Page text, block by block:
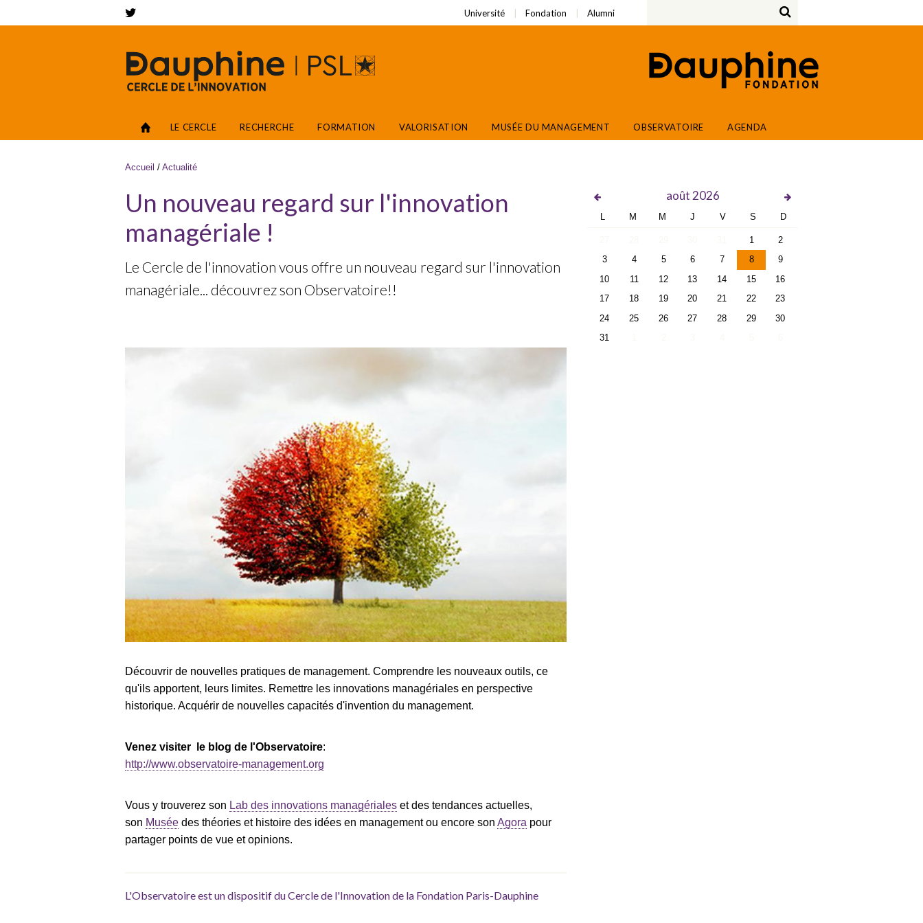
Université Fondation Alumni
LE CERCLE RECHERCHE FORMATION VALORISATION MUSÉE DU MANAGEMENT OBSERVATOIRE AGENDA
Vous êtes ici
Accueil / Actualité
Un nouveau regard sur l'innovation
managériale !
Le Cercle de l'innovation vous offre un nouveau regard sur l'innovation
managériale... découvrez son Observatoire!!
Découvrir de nouvelles pratiques de management. Comprendre les nouveaux outils, ce
qu'ils apportent, leurs limites. Remettre les innovations managériales en perspective
historique. Acquérir de nouvelles capacités d'invention du management.
Venez visiter le blog de l'Observatoire:
http://www.observatoire-management.org
Vous y trouverez son Lab des innovations managériales et des tendances actuelles,
son Musée des théories et histoire des idées en management ou encore son Agora pour
partager points de vue et opinions.
L'Observatoire est un dispositif du Cercle de l'Innovation de la Fondation Paris-Dauphine
août 2026
L M M J V S D
1
2
3
4 5 6 7 8
9
10
11 12 13 14 15
16
17
18 19 20 21 22
23
24
25 26 27 28 29
30
31